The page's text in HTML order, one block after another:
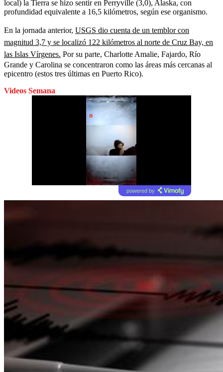
local) la Tierra se hizo sentir en Perryville (3,0), Alaska, con
profundidad equivalente a 16,5 kilómetros, según ese organismo.
En la jornada anterior, USGS dio cuenta de un temblor con
magnitud 3,7 y se localizó 122 kilómetros al norte de Cruz Bay, en
las Islas Vírgenes. Por su parte, Charlotte Amalie, Fajardo, Río
Grande y Carolina se concentraron como las áreas más cercanas al
epicentro (estos tres últimas en Puerto Rico).
Videos Semana
powered by